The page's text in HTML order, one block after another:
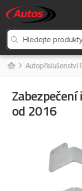
Autopříslušenství
od 2016